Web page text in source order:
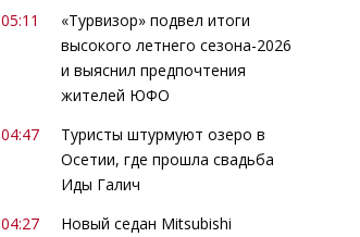
05:11
«Турвизор» подвел итоги
высокого летнего сезона-2026
и выяснил предпочтения
жителей ЮФО
04:47
Туристы штурмуют озеро в
Осетии, где прошла свадьба
Иды Галич
04:27
Новый седан Mitsubishi